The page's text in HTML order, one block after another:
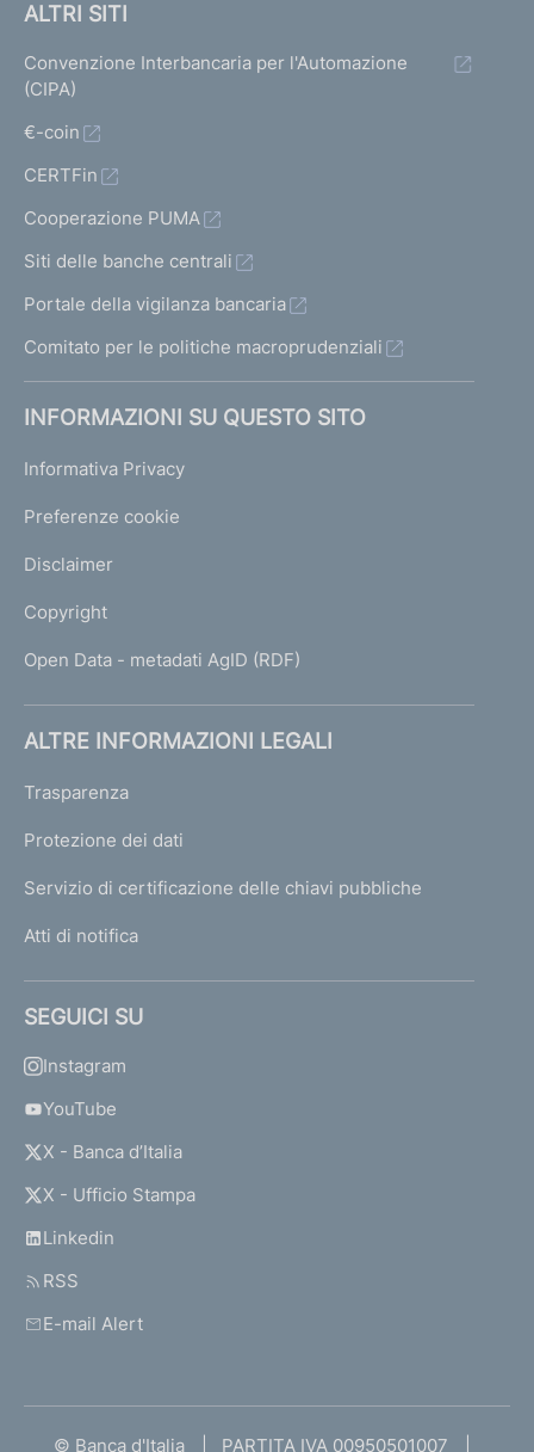
ALTRI SITI
Convenzione Interbancaria per l'Automazione
(CIPA)
€-coin
CERTFin
Cooperazione PUMA
Siti delle banche centrali
Portale della vigilanza bancaria
Comitato per le politiche macroprudenziali
INFORMAZIONI SU QUESTO SITO
Informativa Privacy
Preferenze cookie
Disclaimer
Copyright
Open Data - metadati AgID (RDF)
ALTRE INFORMAZIONI LEGALI
Trasparenza
Protezione dei dati
Servizio di certificazione delle chiavi pubbliche
Atti di notifica
SEGUICI SU
Instagram
YouTube
X - Banca d’Italia
X - Ufficio Stampa
Linkedin
RSS
E-mail Alert
© Banca d'Italia PARTITA IVA 00950501007